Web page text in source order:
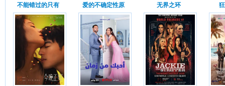
不能错过的只有 爱的不确定性原 无界之环